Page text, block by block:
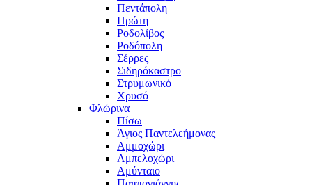
Πεντάπολη
Πρώτη
Ροδολίβος
Ροδόπολη
Σέρρες
Σιδηρόκαστρο
Στρυμωνικό
Χρυσό
Φλώρινα
Πίσω
Άγιος Παντελεήμονας
Αμμοχώρι
Αμπελοχώρι
Αμύνταιο